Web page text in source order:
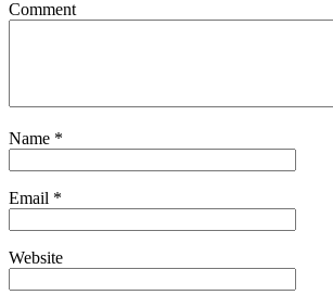
Comment
Name *
Email *
Website